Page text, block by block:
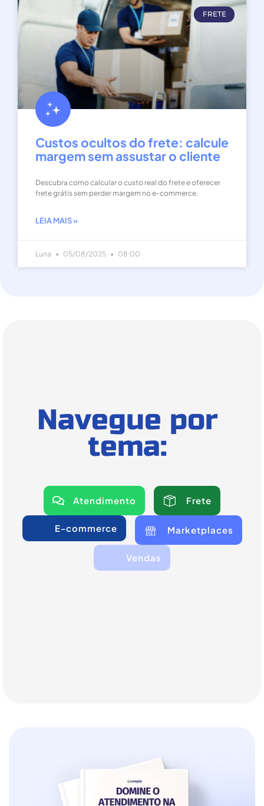
FRETE
Custos ocultos do frete: calcule
margem sem assustar o cliente
Descubra como calcular o custo real do frete e oferecer
frete grátis sem perder margem no e-commerce.
LEIA MAIS »
Luna 05/08/2025 08:00
Navegue por
tema:
Atendimento Frete
E-commerce Marketplaces
Vendas